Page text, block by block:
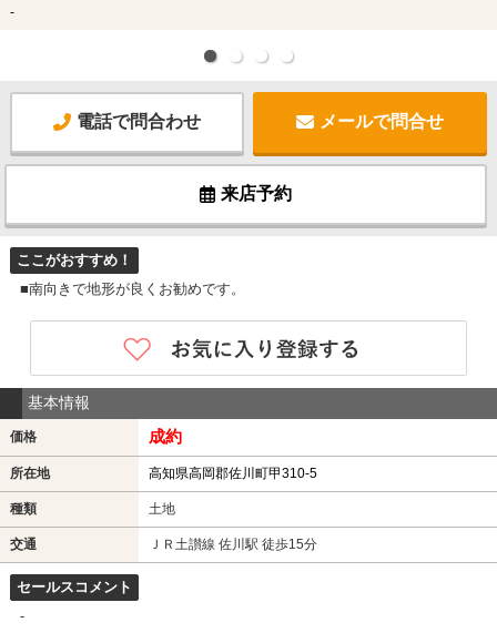
-
電話で問合わせ メールで問合せ
来店予約
ここがおすすめ！
■南向きで地形が良くお勧めです。
基本情報
価格 成約
所在地 高知県高岡郡佐川町甲310-5
種類 土地
交通 ＪＲ土讃線 佐川駅 徒歩15分
セールスコメント
-